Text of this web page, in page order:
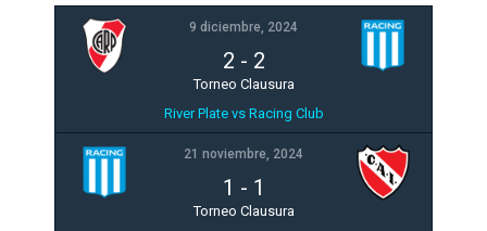
9 diciembre, 2024
2 - 2
Torneo Clausura
River Plate vs Racing Club
21 noviembre, 2024
1 - 1
Torneo Clausura